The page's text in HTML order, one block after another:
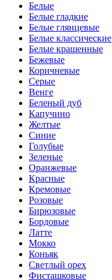
Белые
Белые гладкие
Белые глянцевые
Белые классические
Белые крашенные
Бежевые
Коричневые
Серые
Венге
Беленый дуб
Капучино
Желтые
Синие
Голубые
Зеленые
Оранжевые
Красные
Кремовые
Розовые
Бирюзовые
Бордовые
Латте
Мокко
Коньяк
Светлый орех
Фисташковые